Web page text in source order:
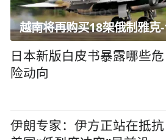
越南将再购买18架俄制雅克-
日本新版白皮书暴露哪些危